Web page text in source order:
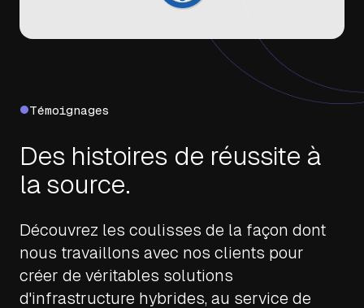
Témoignages
Des histoires de réussite à
la source.
Découvrez les coulisses de la façon dont
nous travaillons avec nos clients pour
créer de véritables solutions
d'infrastructure hybrides, au service de